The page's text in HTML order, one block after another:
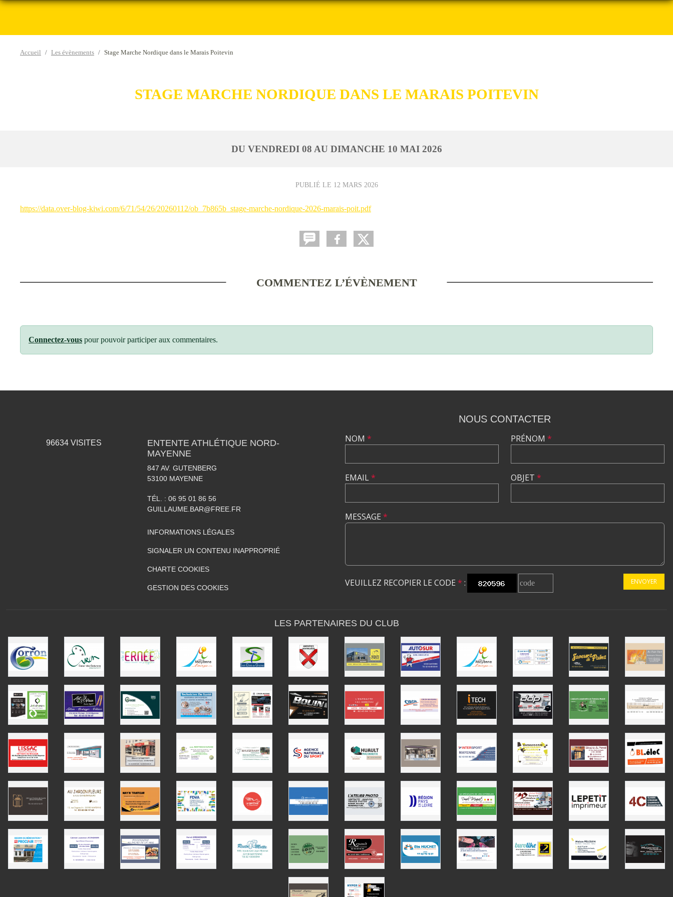
Accueil Les évènements Stage Marche Nordique dans le Marais Poitevin
STAGE MARCHE NORDIQUE DANS LE MARAIS POITEVIN
DU VENDREDI 08 AU DIMANCHE 10 MAI 2026
PUBLIÉ LE 12 MARS 2026
https://data.over-blog-kiwi.com/6/71/54/26/20260112/ob_7b865b_stage-marche-nordique-2026-marais-poit.pdf
COMMENTEZ L’ÉVÈNEMENT
Connectez-vous pour pouvoir participer aux commentaires.
96634VISITES
ENTENTE ATHLÉTIQUE NORD-
MAYENNE
847 AV. GUTENBERG
53100 MAYENNE
TÉL. : 06 95 01 86 56
GUILLAUME.BAR@FREE.FR
INFORMATIONS LÉGALES
SIGNALER UN CONTENU INAPPROPRIÉ
CHARTE COOKIES
GESTION DES COOKIES
NOUS CONTACTER
NOM *
EMAIL*
PRÉNOM *
OBJET *
MESSAGE *
VEUILLEZ RECOPIER LE CODE * : ENVOYER
LES PARTENAIRES DU CLUB